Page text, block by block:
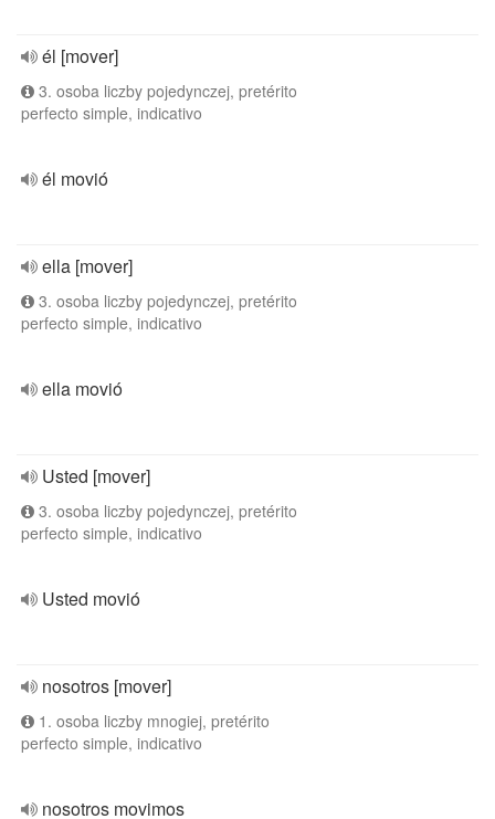
él [mover]
3. osoba liczby pojedynczej, pretérito
perfecto simple, indicativo
él movió
ella [mover]
3. osoba liczby pojedynczej, pretérito
perfecto simple, indicativo
ella movió
Usted [mover]
3. osoba liczby pojedynczej, pretérito
perfecto simple, indicativo
Usted movió
nosotros [mover]
1. osoba liczby mnogiej, pretérito
perfecto simple, indicativo
nosotros movimos